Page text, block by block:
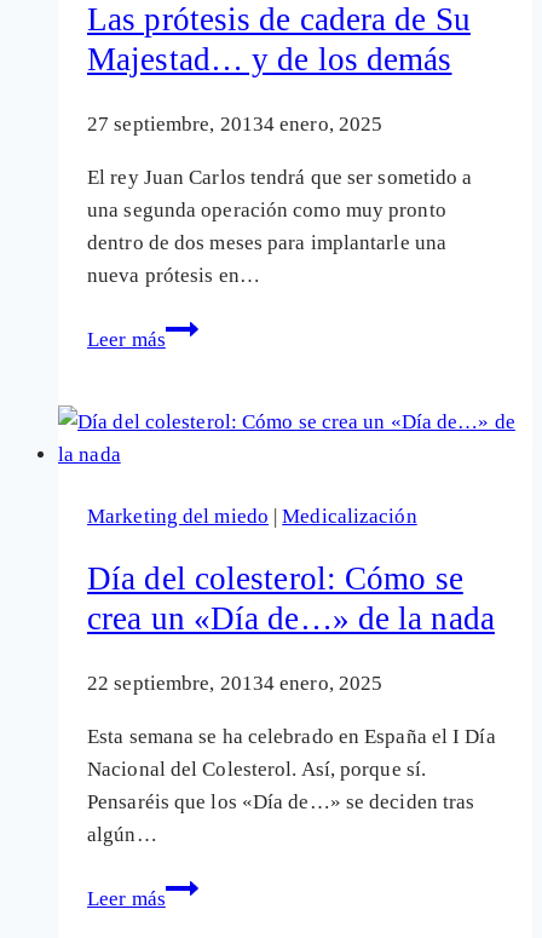
que
sufren
atópica
Las prótesis de cadera de Su
Majestad… y de los demás
27 septiembre, 20134 enero, 2025
El rey Juan Carlos tendrá que ser sometido a
una segunda operación como muy pronto
dentro de dos meses para implantarle una
nueva prótesis en…
Leer más
Las
cadera
Majestad…
de
los
Marketing del miedo |Medicalización
Día del colesterol: Cómo se
crea un «Día de…» de la nada
22 septiembre, 20134 enero, 2025
Esta semana se ha celebrado en España el I Día
Nacional del Colesterol. Así, porque sí.
Pensaréis que los «Día de…» se deciden tras
algún…
Leer más
Día